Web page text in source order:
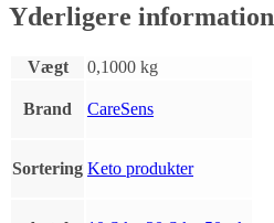
Yderligere information
Vægt 0,1000 kg
Brand CareSens
Sortering Keto produkter